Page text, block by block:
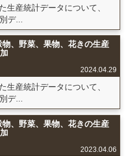
生産統計データについて、
デ...
、野菜、果物、花きの生産
2024.04.29
生産統計データについて、
デ...
、野菜、果物、花きの生産
2023.04.06